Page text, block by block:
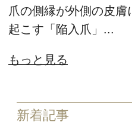
爪の側縁が外側の皮
起こす「陥入爪」...
もっと見る
新着記事